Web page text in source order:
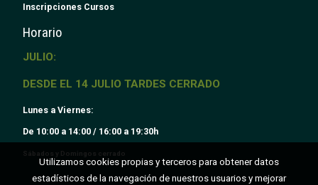
Inscripciones Cursos
Horario
JULIO:
DESDE EL 14 JULIO TARDES CERRADO
Lunes a Viernes:
De 10:00 a 14:00 / 16:00 a 19:30h
Sábados y Domingos cerrado
Utilizamos cookies propias y terceros para obtener datos
estadísticos de la navegación de nuestros usuarios y mejorar